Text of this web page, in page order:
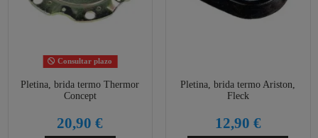
Consultar plazo
Pletina, brida termo Thermor
Concept
20,90 €
Pletina, brida termo Ariston,
Fleck
12,90 €